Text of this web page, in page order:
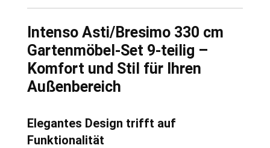
Intenso Asti/Bresimo 330 cm
Gartenmöbel-Set 9-teilig –
Komfort und Stil für Ihren
Außenbereich
Elegantes Design trifft auf
Funktionalität